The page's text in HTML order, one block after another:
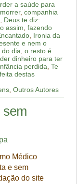
a saúde para
, companhia
, Deus te diz:
assim, fazendo
, Ironia da
e nem o
do dia, o resto é
dinheiro para ter
perdida, Te
destas
, Outros Autores
sem
Médico
e sem
do site